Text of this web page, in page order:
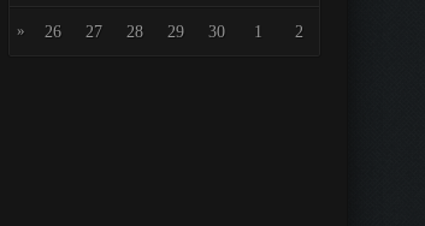
» 26 27 28 29 30 1 2